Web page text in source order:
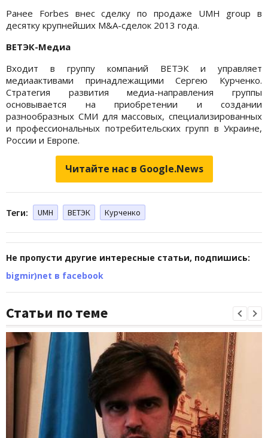
Ранее Forbes внес сделку по продаже UMH group в
десятку крупнейших M&A-сделок 2013 года.
ВЕТЭК-Медиа
Входит в группу компаний ВЕТЭК и управляет
медиаактивами принадлежащими Сергею Курченко.
Стратегия развития медиа-направления группы
основывается на приобретении и создании
разнообразных СМИ для массовых, специализированных
и профессиональных потребительских групп в Украине,
России и Европе.
Читайте нас в Google.News
Теги: UMH ВЕТЭК Курченко
Не пропусти другие интересные статьи, подпишись:
bigmir)net в facebook
Статьи по теме